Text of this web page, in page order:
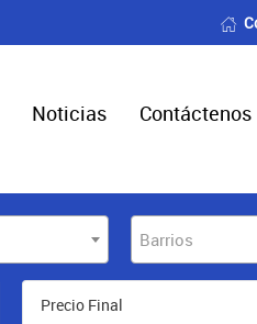
Noticias Contáctenos
Barrios